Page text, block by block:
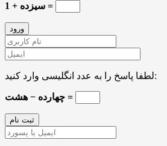
1 + سیزده =
لطفا پاسخ را به عدد انگلیسی وارد کنید:
چهارده − هشت =